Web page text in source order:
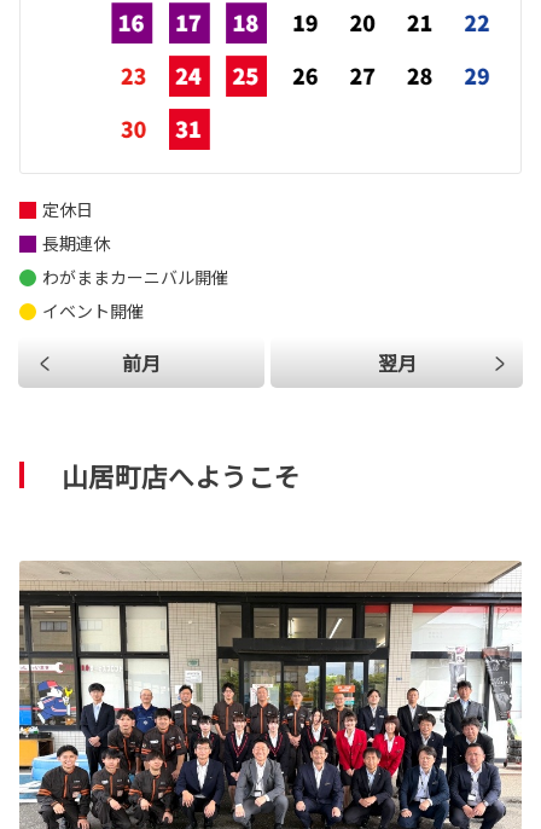
前月 翌月
定休日
長期連休
わがままカーニバル開催
イベント開催
山居町店へようこそ